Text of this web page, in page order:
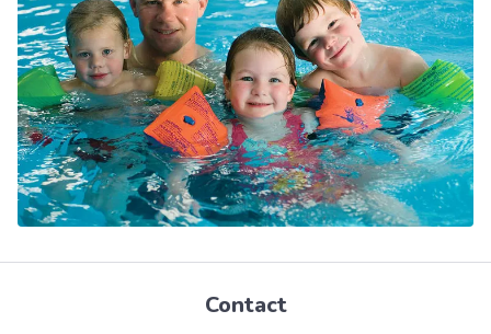
Contact